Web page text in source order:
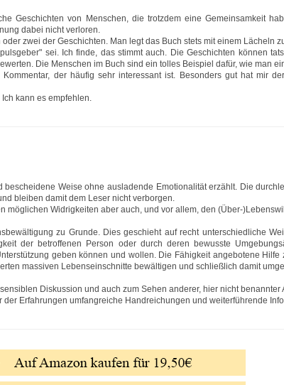
Geschichten von Menschen, die trotzdem eine Gemeinsamkeit
dabei nicht verloren.
zwei der Geschichten. Man legt das Buch stets mit einem Lächeln
sei. Ich finde, das stimmt auch. Die Geschichten können
Die Menschen im Buch sind ein tolles Beispiel dafür, wie man
der häufig sehr interessant ist. Besonders gut hat mir
kann es empfehlen.
Weise ohne ausladende Emotionalität erzählt. Die
bleiben damit dem Leser nicht verborgen.
möglichen Widrigkeiten aber auch, und vor allem, den (Über-
zu Grunde. Dies geschieht auf recht unterschiedliche
der betroffenen Person oder durch deren bewusste
geben können und wollen. Die Fähigkeit angebotene
massiven Lebenseinschnitte bewältigen und schließlich damit
Diskussion und auch zum Sehen anderer, hier nicht
Erfahrungen umfangreiche Handreichungen und weiterführende